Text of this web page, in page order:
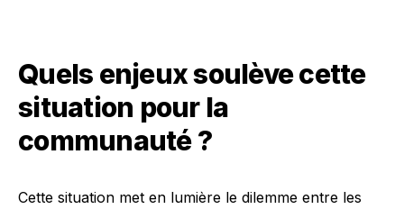
Quels enjeux soulève cette
situation pour la
communauté ?
Cette situation met en lumière le dilemme entre les